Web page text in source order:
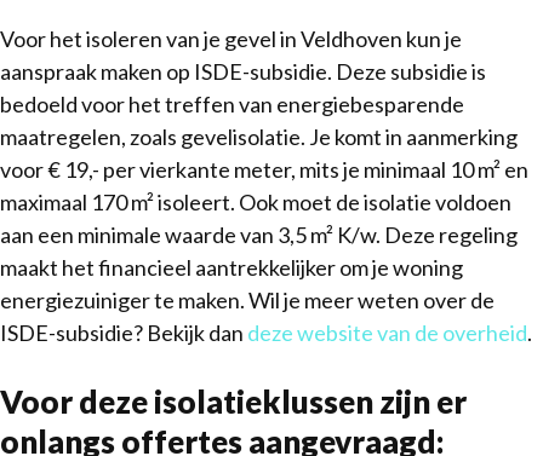
Voor het isoleren van je gevel in Veldhoven kun je
aanspraak maken op ISDE-subsidie. Deze subsidie is
bedoeld voor het treffen van energiebesparende
maatregelen, zoals gevelisolatie. Je komt in aanmerking
voor € 19,- per vierkante meter, mits je minimaal 10 m² en
maximaal 170 m² isoleert. Ook moet de isolatie voldoen
aan een minimale waarde van 3,5 m² K/w. Deze regeling
maakt het financieel aantrekkelijker om je woning
energiezuiniger te maken. Wil je meer weten over de
ISDE-subsidie? Bekijk dan deze website van de overheid.
Voor deze isolatieklussen zijn er
onlangs offertes aangevraagd: